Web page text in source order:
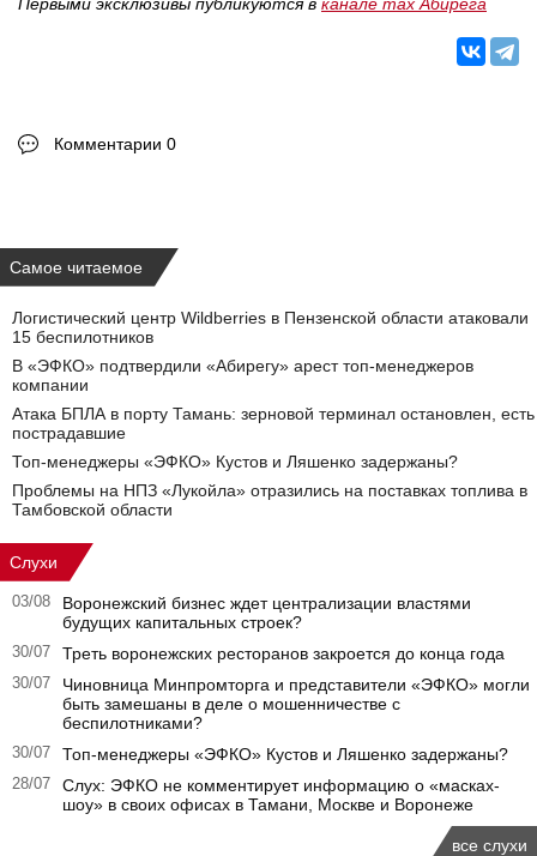
Комментарии 0
Самое читаемое
Логистический центр Wildberries в Пензенской области атаковали
15 беспилотников
В «ЭФКО» подтвердили «Абирегу» арест топ-менеджеров
компании
Атака БПЛА в порту Тамань: зерновой терминал остановлен, есть
пострадавшие
Топ-менеджеры «ЭФКО» Кустов и Ляшенко задержаны?
Проблемы на НПЗ «Лукойла» отразились на поставках топлива в
Тамбовской области
Слухи
03/08
Воронежский бизнес ждет централизации властями
будущих капитальных строек?
30/07 Треть воронежских ресторанов закроется до конца года
30/07
Чиновница Минпромторга и представители «ЭФКО» могли
быть замешаны в деле о мошенничестве с
беспилотниками?
30/07 Топ-менеджеры «ЭФКО» Кустов и Ляшенко задержаны?
28/07
Слух: ЭФКО не комментирует информацию о «масках-
шоу» в своих офисах в Тамани, Москве и Воронеже
все слухи